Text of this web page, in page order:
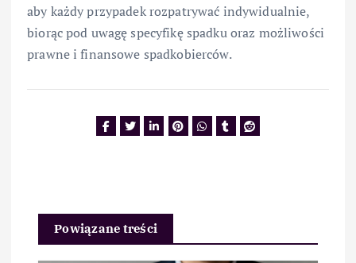
aby każdy przypadek rozpatrywać indywidualnie,
biorąc pod uwagę specyfikę spadku oraz możliwości
prawne i finansowe spadkobierców.
Powiązane treści